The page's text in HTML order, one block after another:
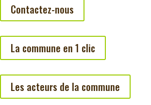
Contactez-nous
La commune en 1 clic
Les acteurs de la commune